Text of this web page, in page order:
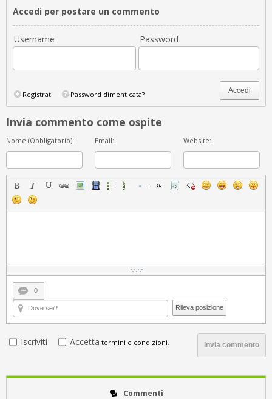
Accedi per postare un commento
Username Password
Accedi
Registrati Password dimenticata?
Invia commento come ospite
Nome (Obbligatorio): Email: Website:
0
Rileva posizione
Invia commento
Iscriviti Accetta termini e condizioni
Commenti